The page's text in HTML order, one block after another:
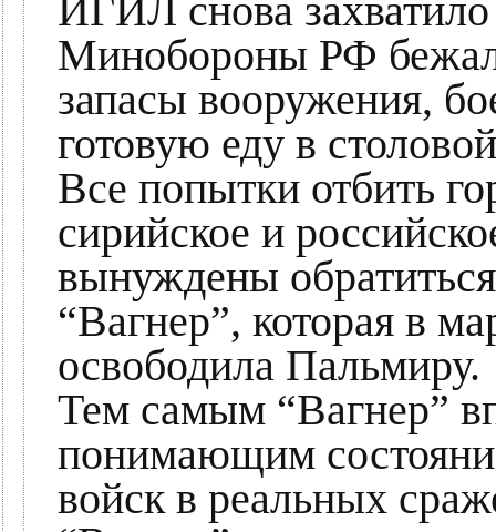
ИГИЛ снова
Минобороны РФ бежал
запасы вооружения,
готовую еду в
Все попытки отбить
сирийское и
вынуждены
“Вагнер”, которая в
освободила Пальмиру.
Тем самым “Вагнер”
понимающим
войск в реальных